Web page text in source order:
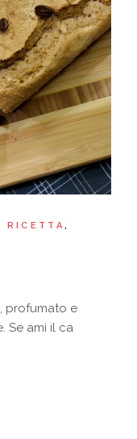
RICETTA
profumato e
Se ami il ca